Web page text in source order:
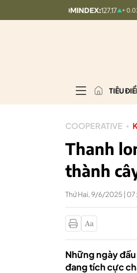
127.17 + 0.03 (+0.02%)
TIÊU
COOPERATIVE
Thanh
thành
Thứ Hai, 9/6/2025 |
Những ngày
đang tích cực